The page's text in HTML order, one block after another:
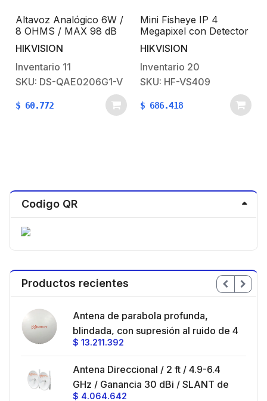
Altavoz Analógico 6W /
8 OHMS / MAX 98 dB
HIKVISION
Inventario 11
SKU: DS-QAE0206G1-V
$ 60.772
Mini Fisheye IP 4
Megapixel con Detector
de Humo / Autónomo /
Entrada y Salida de
Alarma / 15 mts IR / PoE
/ WDR 120 dB / Alarma
de 85 dB / Onvif /
Batería de respaldo
incluida
HIKVISION
Inventario 20
SKU: HF-VS409
$ 686.418
Codigo QR
Productos recientes
Antena de parabola profunda,
blindada, con supresión al ruido de 4
ft, 5.9-7.2 GHz, Ganancia 36 dBi con
hasta 80 km, Conectores N-hembra,
montaje con alineación milimétrica.
$ 13.211.392
Antena Direccional / 2 ft / 4.9-6.4
GHz / Ganancia 30 dBi / SLANT de
$ 4.064.642